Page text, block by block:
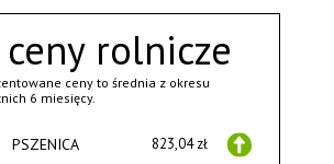
ceny rolnicze
ceny to średnia z okresu
6 miesięcy.
PSZENICA 823,04 zł